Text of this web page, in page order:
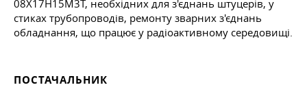
08Х17Н15М3Т, необхідних для з'єднань штуцерів, у
стиках трубопроводів, ремонту зварних з'єднань
обладнання, що працює у радіоактивному середовищі.
ПОСТАЧАЛЬНИК